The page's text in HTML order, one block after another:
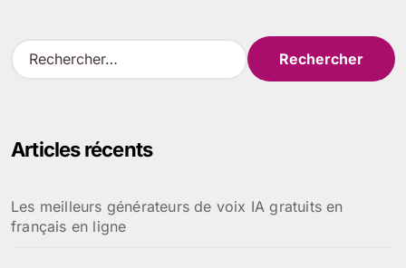
R
e
r
e
r
Articles récents
Les meilleurs générateurs de voix IA gratuits en
français en ligne